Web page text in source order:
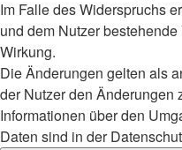
Im Falle des Widerspruchs
und dem Nutzer
Wirkung.
Die Änderungen gelten als
der Nutzer den Änderungen
Informationen über den
Daten sind in der